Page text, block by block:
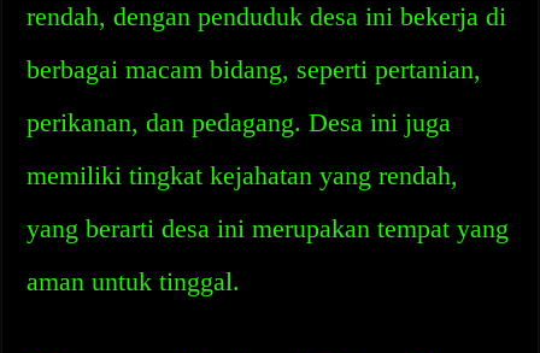
rendah, dengan penduduk desa ini bekerja di
berbagai macam bidang, seperti pertanian,
perikanan, dan pedagang. Desa ini juga
memiliki tingkat kejahatan yang rendah,
yang berarti desa ini merupakan tempat yang
aman untuk tinggal.